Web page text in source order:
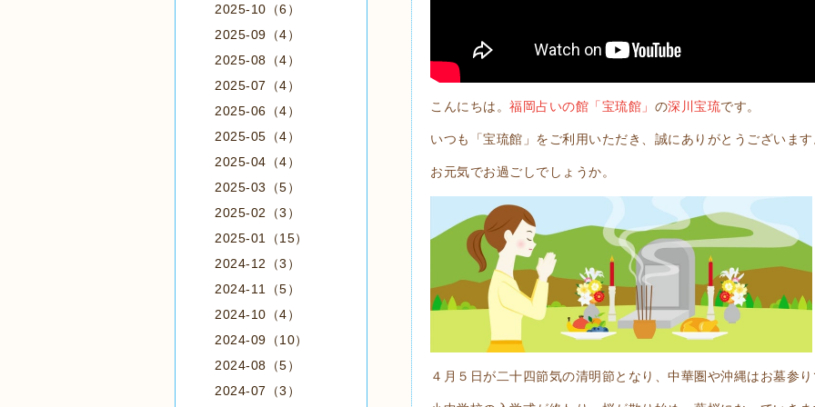
こんにちは。 福岡占いの館「宝琉館」 の深川宝琉です。
いつも「宝琉館」をご利用いただき、誠にありがとうございます
お元気でお過ごしでしょうか。
４月５日が二十四節気の清明節となり、中華圏や沖縄はお墓参り
2025-10（6）
2025-09（4）
2025-08（4）
2025-07（4）
2025-06（4）
2025-05（4）
2025-04（4）
2025-03（5）
2025-02（3）
2025-01（15）
2024-12（3）
2024-11（5）
2024-10（4）
2024-09（10）
2024-08（5）
2024-07（3）